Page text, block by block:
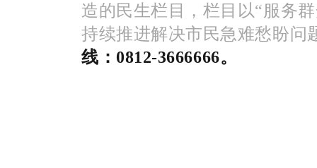
造的民生栏目，栏目以“服务
持续推进解决市民急难愁盼问
线：0812-3666666。